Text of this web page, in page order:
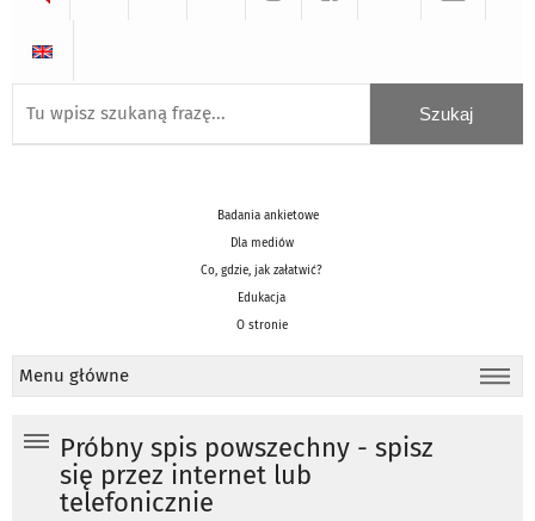
Badania ankietowe
Dla mediów
Co, gdzie, jak załatwić?
Edukacja
O stronie
Menu główne
Próbny spis powszechny - spisz
się przez internet lub
telefonicznie